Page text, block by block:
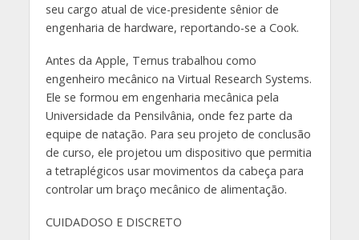
seu cargo atual de vice-presidente sênior de
engenharia de hardware, reportando-se a Cook.
Antes da Apple, Ternus trabalhou como
engenheiro mecânico na Virtual Research Systems.
Ele se formou em engenharia mecânica pela
Universidade da Pensilvânia, onde fez parte da
equipe de natação. Para seu projeto de conclusão
de curso, ele projetou um dispositivo que permitia
a tetraplégicos usar movimentos da cabeça para
controlar um braço mecânico de alimentação.
CUIDADOSO E DISCRETO